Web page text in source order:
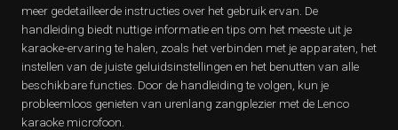
meer gedetailleerde instructies over het gebruik ervan. De
handleiding biedt nuttige informatie en tips om het meeste uit je
karaoke-ervaring te halen, zoals het verbinden met je apparaten, het
instellen van de juiste geluidsinstellingen en het benutten van alle
beschikbare functies. Door de handleiding te volgen, kun je
probleemloos genieten van urenlang zangplezier met de Lenco
karaoke microfoon.